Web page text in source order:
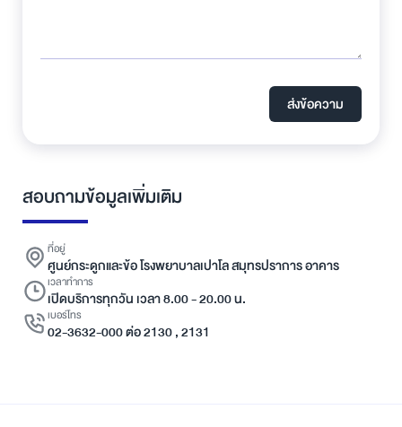
ส่งข้อความ
สอบถามข้อมูลเพิ่มเติม
ที่อยู่
ศูนย์กระดูกและข้อ โรงพยาบาลเปาโล สมุทรปราการ อาคาร
เวลาทำการ
เปิดบริการทุกวัน เวลา 8.00 - 20.00 น.
เบอร์โทร
02-3632-000 ต่อ 2130 , 2131